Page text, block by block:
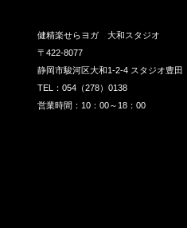
健精楽せらヨガ 大和スタジオ
〒422-8077
静岡市駿河区大和1-2-4 スタジオ豊田
TEL：054（278）0138
営業時間：10：00～18：00